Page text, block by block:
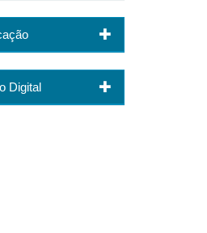
Digital